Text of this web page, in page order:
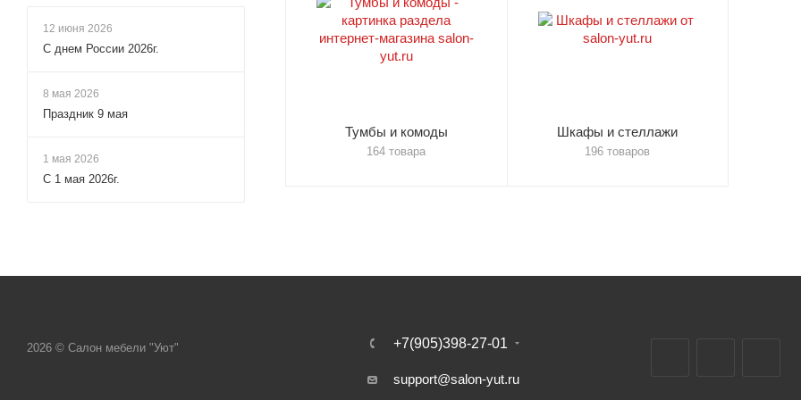
Тумбы и комоды
164 товара
Шкафы и стеллажи
196 товаров
12 июня 2026
С днем России 2026г.
8 мая 2026
Праздник 9 мая
1 мая 2026
С 1 мая 2026г.
2026 © Салон мебели "Уют" +7(905)398-27-01
support@salon-yut.ru